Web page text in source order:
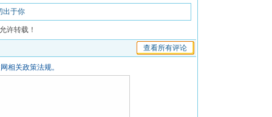
出于你
许转载！
查看所有评论
相关政策法规。